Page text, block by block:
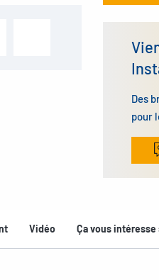
Des
pour
Vidéo Ça vous